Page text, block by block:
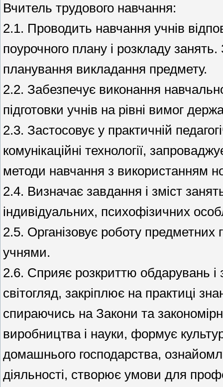
Вчитель трудового навчання:
2.1. Проводить навчання учнів
поурочного плану і розкладу
планування викладання предмету.
2.2. Забезпечує виконання
підготовки учнів на рівні вимог
2.3. Застосовує у практичній
комунікаційні технології,
методи навчання з використанням
2.4. Визначає завдання і зміст
індивідуальних, психофізичних
2.5. Організовує роботу предметних
учнями.
2.6. Сприяє розкриттю обдарувань і
світогляд, закріплює на практиці
спираючись на Закони та
виробництва і науки, формує
домашнього господарства,
діяльності, створює умови для